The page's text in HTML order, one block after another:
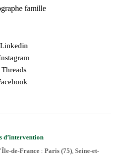
famille
Linkedin
Threads
d’intervention
Île-de-France : Paris (75) Seine-et-